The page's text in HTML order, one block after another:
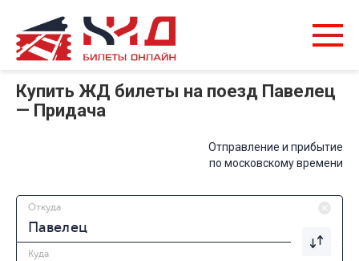
Купить ЖД билеты на поезд Павелец
— Придача
Отправление и прибытие
по московскому времени
Откуда
Куда